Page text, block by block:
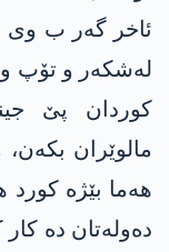
ئاخر گەر ب وی
لەشکەر و تۆپ و
کوردان پێ
مالوێران
هەما بێژە کورد
دەولەتان دە